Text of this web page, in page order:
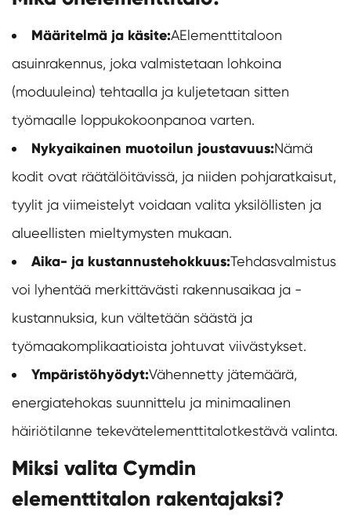
Määritelmä ja käsite:AElementtitaloon
asuinrakennus, joka valmistetaan lohkoina
(moduuleina) tehtaalla ja kuljetetaan sitten
työmaalle loppukokoonpanoa varten.
Nykyaikainen muotoilun joustavuus:Nämä
kodit ovat räätälöitävissä, ja niiden pohjaratkaisut,
tyylit ja viimeistelyt voidaan valita yksilöllisten ja
alueellisten mieltymysten mukaan.
Aika- ja kustannustehokkuus:Tehdasvalmistus
voi lyhentää merkittävästi rakennusaikaa ja -
kustannuksia, kun vältetään säästä ja
työmaakomplikaatioista johtuvat viivästykset.
Ympäristöhyödyt:Vähennetty jätemäärä,
energiatehokas suunnittelu ja minimaalinen
häiriötilanne tekevätelementtitalotkestävä valinta.
Miksi valita Cymdin
elementtitalon rakentajaksi?